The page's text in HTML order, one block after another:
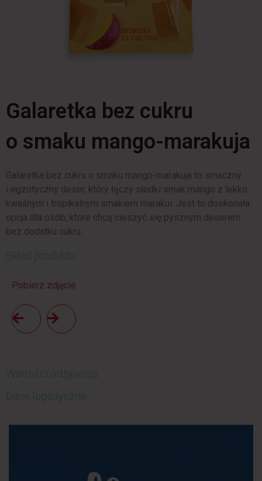
Galaretka bez cukru
o smaku mango-marakuja
Galaretka bez cukru o smaku mango-marakuja to smaczny
i egzotyczny deser, który łączy słodki smak mango z lekko
kwaśnym i tropikalnym smakiem marakui. Jest to doskonała
opcja dla osób, które chcą cieszyć się pysznym deserem
bez dodatku cukru.
Skład produktu
Pobierz zdjęcie
Wartości odżywcze
Dane logistyczne